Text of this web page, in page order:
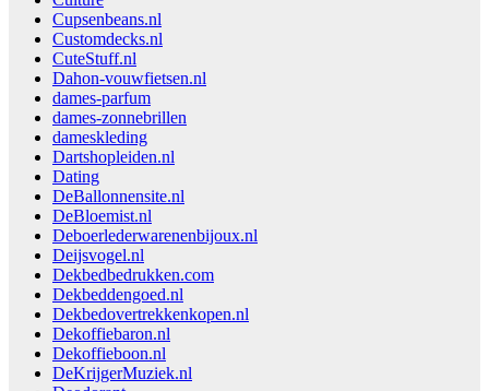
Cupsenbeans.nl
Customdecks.nl
CuteStuff.nl
Dahon-vouwfietsen.nl
dames-parfum
dames-zonnebrillen
dameskleding
Dartshopleiden.nl
Dating
DeBallonnensite.nl
DeBloemist.nl
Deboerlederwarenenbijoux.nl
Deijsvogel.nl
Dekbedbedrukken.com
Dekbeddengoed.nl
Dekbedovertrekkenkopen.nl
Dekoffiebaron.nl
Dekoffieboon.nl
DeKrijgerMuziek.nl